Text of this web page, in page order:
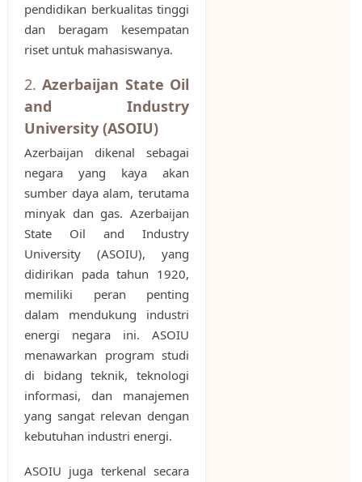
pendidikan berkualitas tinggi
dan beragam kesempatan
riset untuk mahasiswanya.
2.Azerbaijan State Oil
and Industry
University (ASOIU)
Azerbaijan dikenal sebagai
negara yang kaya akan
sumber daya alam, terutama
minyak dan gas. Azerbaijan
State Oil and Industry
University (ASOIU), yang
didirikan pada tahun 1920,
memiliki peran penting
dalam mendukung industri
energi negara ini. ASOIU
menawarkan program studi
di bidang teknik, teknologi
informasi, dan manajemen
yang sangat relevan dengan
kebutuhan industri energi.
ASOIU juga terkenal secara